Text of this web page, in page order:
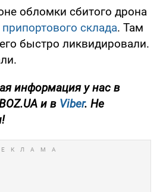
обломки сбитого дрона
склада. Там
быстро ликвидировали.
информация у нас в
и в Viber. Не